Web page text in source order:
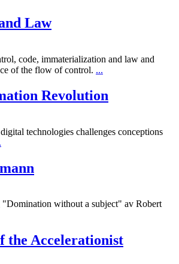
Law
code, immaterialization and law and
of the flow of control. ...
Revolution
technologies challenges conceptions
without a subject" av Robert
the Accelerationist